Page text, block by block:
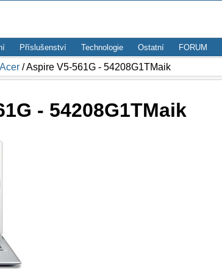
Příslušenství Technologie Ostatní FORUM
Acer / Aspire V5-561G - 54208G1TMaik
- 54208G1TMaik